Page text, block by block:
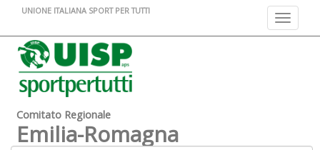
Toggle
UNIONE ITALIANA SPORT PER TUTTI
Comitato Regionale
Emilia-Romagna